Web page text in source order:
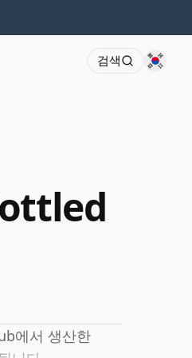
검색
에서 생산한